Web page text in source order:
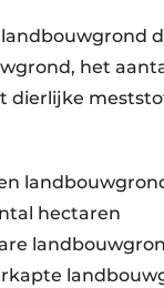
het
dierlijke
hectaren